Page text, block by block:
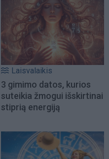
Laisvalaikis
3 gimimo datos, kurios
suteikia žmogui išskirtinai
stiprią energiją